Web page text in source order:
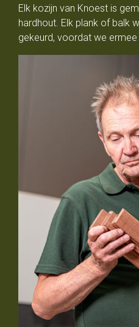
Elk kozijn van Knoest is
hardhout. Elk plank of balk
gekeurd, voordat we